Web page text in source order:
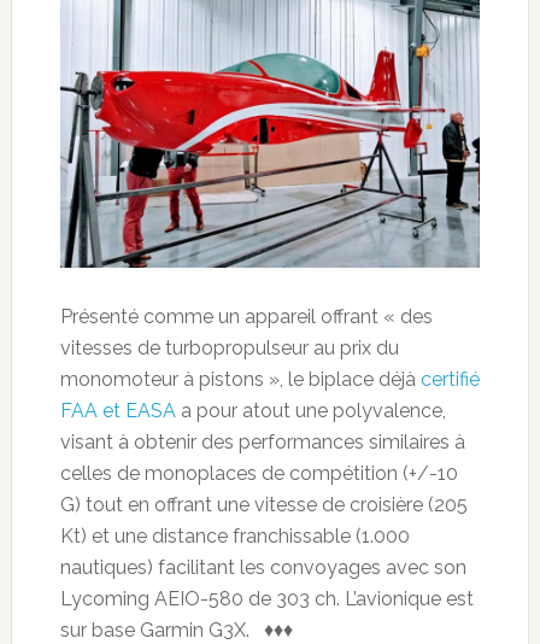
Présenté comme un appareil offrant « des
vitesses de turbopropulseur au prix du
monomoteur à pistons », le biplace déjà certifié
FAA et EASAa pour atout une polyvalence,
visant à obtenir des performances similaires à
celles de monoplaces de compétition (+/-10
G) tout en offrant une vitesse de croisière (205
Kt) et une distance franchissable (1.000
nautiques) facilitant les convoyages avec son
Lycoming AEIO-580 de 303 ch. L’avionique est
sur base Garmin G3X. ♦♦♦